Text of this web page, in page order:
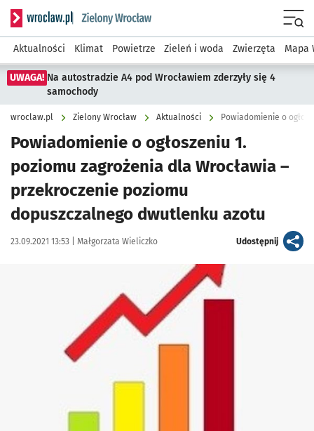
Serwis informacyjny wroclaw.pl podserwis: Środowisko we
Aktualności Klimat Powietrze Zieleń i woda Zwierzęta Mapa
UWAGA! Na autostradzie A4 pod Wrocławiem zderzyły się 4
samochody
wroclaw.pl Zielony Wrocław Aktualności
Powiadomienie o ogłoszeniu 1.
poziomu zagrożenia dla Wrocławia –
przekroczenie poziomu
dopuszczalnego dwutlenku azotu
Data publikacji:
23.09.2021 13:53 | Autor:
Małgorzata Wieliczko Udostępnijartykuł